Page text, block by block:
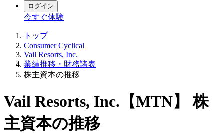
ログイン
今すぐ体験
トップ
Consumer Cyclical
Vail Resorts, Inc.
業績推移・財務諸表
株主資本の推移
Vail Resorts, Inc.【MTN】 株
主資本の推移